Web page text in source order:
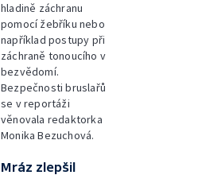
hladině záchranu
pomocí žebříku nebo
například postupy při
záchraně tonoucího v
bezvědomí.
Bezpečnosti bruslařů
se v reportáži
věnovala redaktorka
Monika Bezuchová.
Mráz zlepšil